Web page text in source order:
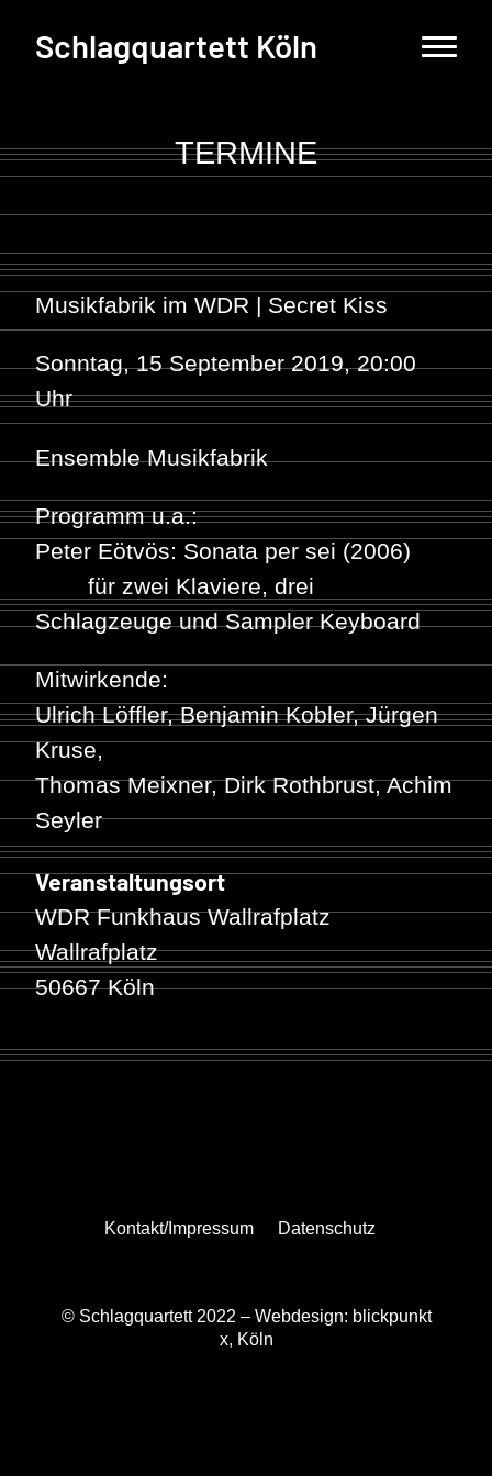
Schlagquartett Köln
TERMINE
Musikfabrik im WDR | Secret Kiss
Sonntag, 15 September 2019, 20:00
Uhr
Ensemble Musikfabrik
Programm u.a.:
Peter Eötvös: Sonata per sei (2006)
für zwei Klaviere, drei
Schlagzeuge und Sampler Keyboard
Mitwirkende:
Ulrich Löffler, Benjamin Kobler, Jürgen
Kruse,
Thomas Meixner, Dirk Rothbrust, Achim
Seyler
Veranstaltungsort
WDR Funkhaus Wallrafplatz
Wallrafplatz
50667 Köln
Kontakt/Impressum Datenschutz
© Schlagquartett 2022 – Webdesign: blickpunkt
x, Köln